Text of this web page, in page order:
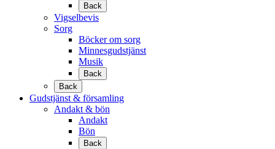
Back
Vigselbevis
Sorg
Böcker om sorg
Minnesgudstjänst
Musik
Back
Back
Gudstjänst & församling
Andakt & bön
Andakt
Bön
Back